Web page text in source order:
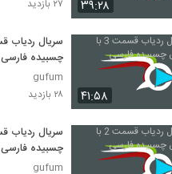
۳۹:۲۸
۲۷ بازدید
۴۱:۵۸
چسبیده فارسی
gufum
۲۸ بازدید
چسبیده فارسی
gufum